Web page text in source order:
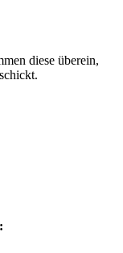
diese überein,